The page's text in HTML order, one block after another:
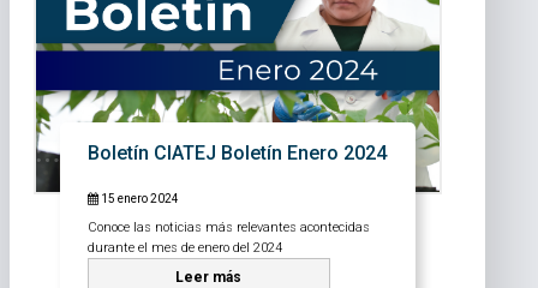
Boletín CIATEJ Boletín Enero 2024
15 enero 2024
Conoce las noticias más relevantes acontecidas
durante el mes de enero del 2024
Leer más